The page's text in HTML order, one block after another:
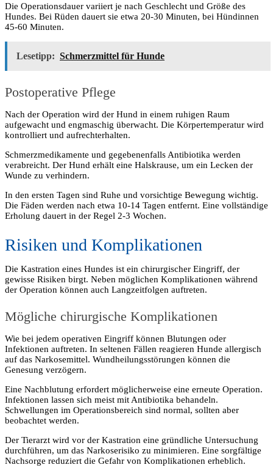
Die Operationsdauer variiert je nach Geschlecht und Größe des
Hundes. Bei Rüden dauert sie etwa 20-30 Minuten, bei Hündinnen
45-60 Minuten.
Lesetipp: Schmerzmittel für Hunde
Postoperative Pflege
Nach der Operation wird der Hund in einem ruhigen Raum
aufgewacht und engmaschig überwacht. Die Körpertemperatur wird
kontrolliert und aufrechterhalten.
Schmerzmedikamente und gegebenenfalls Antibiotika werden
verabreicht. Der Hund erhält eine Halskrause, um ein Lecken der
Wunde zu verhindern.
In den ersten Tagen sind Ruhe und vorsichtige Bewegung wichtig.
Die Fäden werden nach etwa 10-14 Tagen entfernt. Eine vollständige
Erholung dauert in der Regel 2-3 Wochen.
Risiken und Komplikationen
Die Kastration eines Hundes ist ein chirurgischer Eingriff, der
gewisse Risiken birgt. Neben möglichen Komplikationen während
der Operation können auch Langzeitfolgen auftreten.
Mögliche chirurgische Komplikationen
Wie bei jedem operativen Eingriff können Blutungen oder
Infektionen auftreten. In seltenen Fällen reagieren Hunde allergisch
auf das Narkosemittel. Wundheilungsstörungen können die
Genesung verzögern.
Eine Nachblutung erfordert möglicherweise eine erneute Operation.
Infektionen lassen sich meist mit Antibiotika behandeln.
Schwellungen im Operationsbereich sind normal, sollten aber
beobachtet werden.
Der Tierarzt wird vor der Kastration eine gründliche Untersuchung
durchführen, um das Narkoserisiko zu minimieren. Eine sorgfältige
Nachsorge reduziert die Gefahr von Komplikationen erheblich.